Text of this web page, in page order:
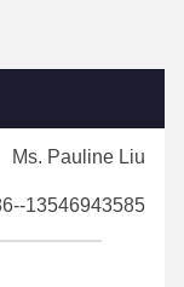
Ms. Pauline Liu
13546943585